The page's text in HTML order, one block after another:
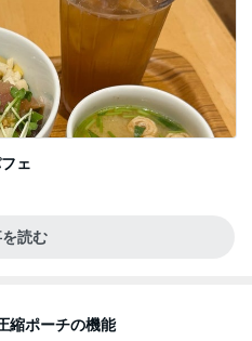
ェ
読む
縮ポーチの機能